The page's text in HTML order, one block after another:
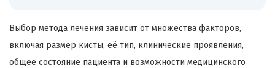
Выбор метода лечения зависит от множества факторов,
включая размер кисты, её тип, клинические проявления,
общее состояние пациента и возможности медицинского